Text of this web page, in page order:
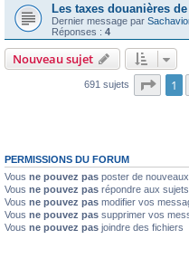
Les taxes douanières
Dernier message par
Réponses : 4
Nouveau sujet
691 sujets Page
1
PERMISSIONS DU FORUM
Vous ne pouvez pas poster de
Vous ne pouvez pas répondre aux sujets
Vous ne pouvez pas modifier vos
Vous ne pouvez pas supprimer vos
Vous ne pouvez pas joindre des fichiers